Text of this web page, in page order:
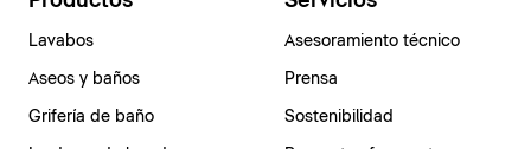
Lavabos
Aseos y baños
Grifería de baño
Asesoramiento técnico
Prensa
Sostenibilidad